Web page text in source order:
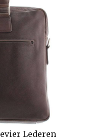
Lederen